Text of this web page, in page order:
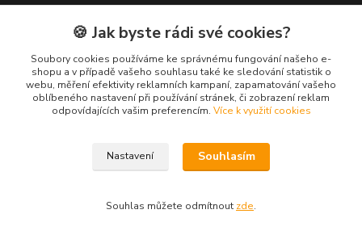
Kontakt
Pavel Šedivý
+420 602 148 895
Pracovní doba PO - PÁ: 8,00-16,30
🍪 Jak byste rádi své cookies?
Soubory cookies používáme ke správnému fungování našeho e-
shopu a v případě vašeho souhlasu také ke sledování statistik o
webu, měření efektivity reklamních kampaní, zapamatování vašeho
oblíbeného nastavení při používání stránek, či zobrazení reklam
odpovídajících vašim preferencím. Více k využití cookies
Nastavení Souhlasím
Souhlas můžete odmítnout zde.